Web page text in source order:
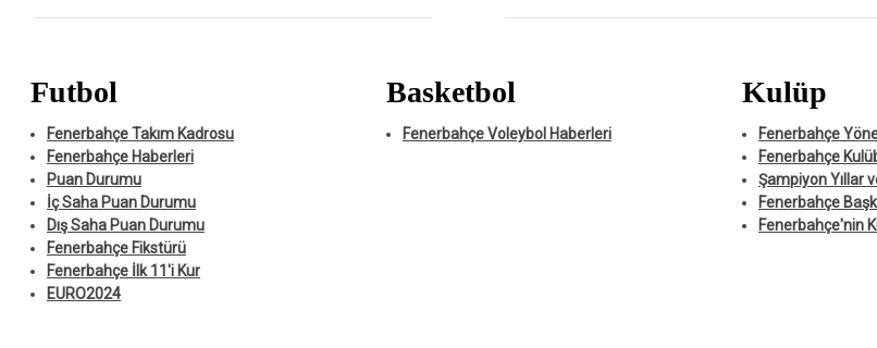
Futbol
Fenerbahçe Takım Kadrosu
Fenerbahçe Haberleri
Puan Durumu
İç Saha Puan Durumu
Dış Saha Puan Durumu
Fenerbahçe Fikstürü
Fenerbahçe İlk 11'i Kur
EURO2024
Basketbol
Fenerbahçe Voleybol Haberleri
Kulüp
Fenerbahçe
Fenerbahçe
Şampiyon Yıllar
Fenerbahçe
Fenerbahçe'nin